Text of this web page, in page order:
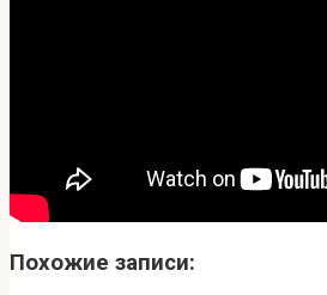
Похожие записи: